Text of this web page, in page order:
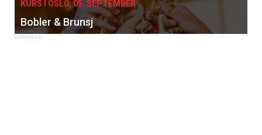
KURS I OSLO, 05. SEPTEMBER
Bobler & Brunsj